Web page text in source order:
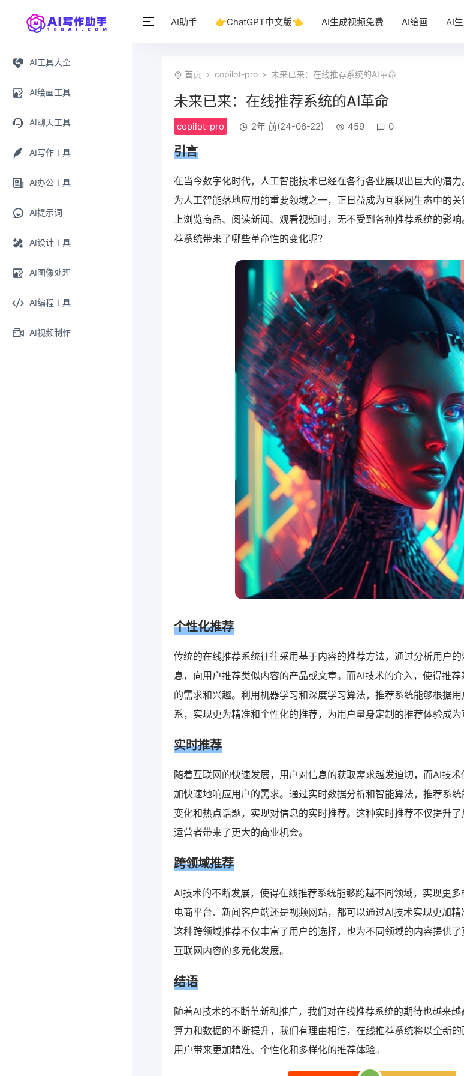
AI工具大全
AI绘画工具
AI聊天工具
AI写作工具
AI办公工具
AI提示词
AI设计工具
AI图像处理
AI编程工具
AI视频制作
AI助手 👉ChatGPT中文版👈 AI生成视频免费 AI绘画 AI
首页 copilot-pro 未来已来：在线推荐系统的AI革命
未来已来：在线推荐系统的AI革命
copilot-pro 2年 前(24-06-22) 459 0
引言
在当今数字化时代，人工智能技术已经在各行各业展现出巨大的潜
为人工智能落地应用的重要领域之一，正日益成为互联网生态中的
上浏览商品、阅读新闻、观看视频时，无不受到各种推荐系统的影
荐系统带来了哪些革命性的变化呢？
个性化推荐
传统的在线推荐系统往往采用基于内容的推荐方法，通过分析用户
息，向用户推荐类似内容的产品或文章。而AI技术的介入，使得推
的需求和兴趣。利用机器学习和深度学习算法，推荐系统能够根据
系，实现更为精准和个性化的推荐，为用户量身定制的推荐体验成为
实时推荐
随着互联网的快速发展，用户对信息的获取需求越发迫切，而AI技
加快速地响应用户的需求。通过实时数据分析和智能算法，推荐系
变化和热点话题，实现对信息的实时推荐。这种实时推荐不仅提升
运营者带来了更大的商业机会。
跨领域推荐
AI技术的不断发展，使得在线推荐系统能够跨越不同领域，实现更
电商平台、新闻客户端还是视频网站，都可以通过AI技术实现更加精
这种跨领域推荐不仅丰富了用户的选择，也为不同领域的内容提供
互联网内容的多元化发展。
结语
随着AI技术的不断革新和推广，我们对在线推荐系统的期待也越来
算力和数据的不断提升，我们有理由相信，在线推荐系统将以全新
用户带来更加精准、个性化和多样化的推荐体验。